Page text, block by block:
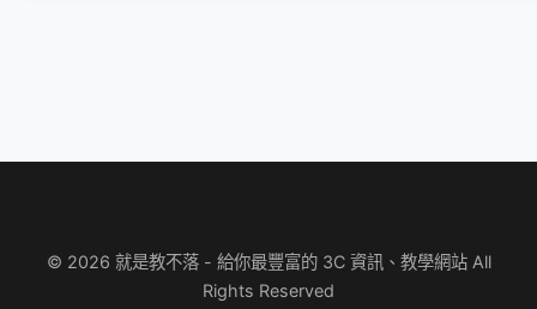
© 2026 就是教不落 - 給你最豐富的 3C 資訊、教學網站 All
Rights Reserved